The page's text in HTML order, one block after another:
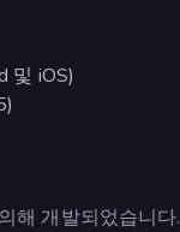
및 iOS)
해 개발되었습니다.